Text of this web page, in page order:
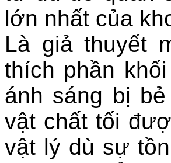
lớn nhất của
Là giả thuyết
thích phần
ánh sáng bị
vật chất tối
vật lý dù sự